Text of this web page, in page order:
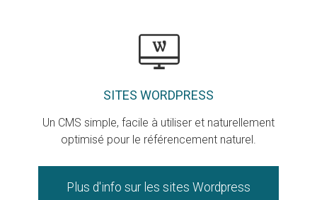
SITES WORDPRESS
Un CMS simple, facile à utiliser et naturellement
optimisé pour le référencement naturel.
Plus d'info sur les sites Wordpress